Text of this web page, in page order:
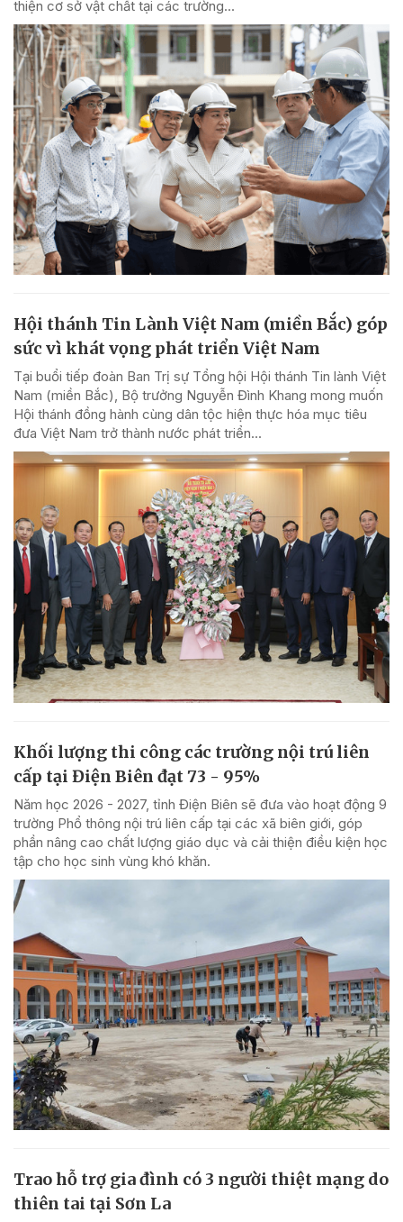
thiện cơ sở vật chất tại các trường...
Hội thánh Tin Lành Việt Nam (miền Bắc) góp
sức vì khát vọng phát triển Việt Nam
Tại buổi tiếp đoàn Ban Trị sự Tổng hội Hội thánh Tin lành Việt
Nam (miền Bắc), Bộ trưởng Nguyễn Đình Khang mong muốn
Hội thánh đồng hành cùng dân tộc hiện thực hóa mục tiêu
đưa Việt Nam trở thành nước phát triển...
Khối lượng thi công các trường nội trú liên
cấp tại Điện Biên đạt 73 - 95%
Năm học 2026 - 2027, tỉnh Điện Biên sẽ đưa vào hoạt động 9
trường Phổ thông nội trú liên cấp tại các xã biên giới, góp
phần nâng cao chất lượng giáo dục và cải thiện điều kiện học
tập cho học sinh vùng khó khăn.
Trao hỗ trợ gia đình có 3 người thiệt mạng do
thiên tai tại Sơn La